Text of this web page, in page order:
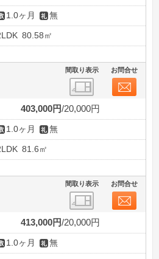
1.0ヶ月 無
80.58㎡
間取り表示 お問合せ
403,000円 20,000円
1.0ヶ月 無
81.6㎡
間取り表示 お問合せ
413,000円 20,000円
1.0ヶ月 無